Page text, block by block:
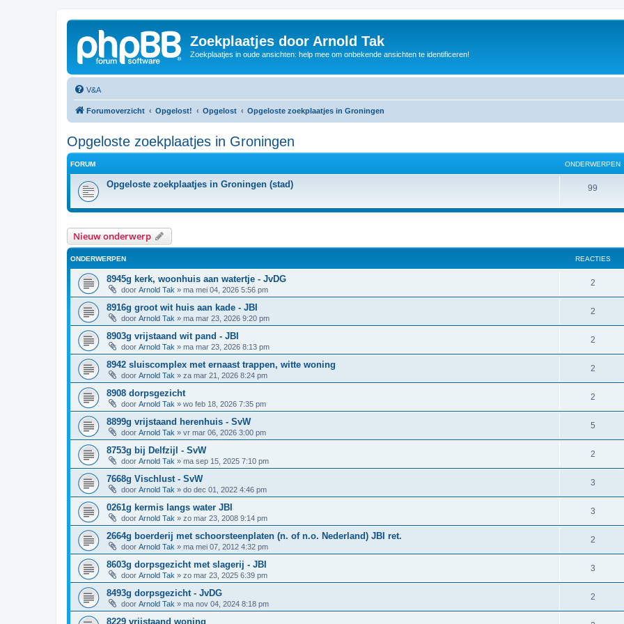
Zoekplaatjes door Arnold Tak
Zoekplaatjes in oude ansichten: help mee om onbekende ansichten te identificeren!
V&A
Forumoverzicht Opgelost! Opgelost Opgeloste zoekplaatjes in Groningen
Opgeloste zoekplaatjes in Groningen
FORUM ONDERWERPEN
Opgeloste zoekplaatjes in Groningen (stad) 99
Nieuw onderwerp
ONDERWERPEN REACTIES
8945g kerk, woonhuis aan watertje - JvDG
door Arnold Tak » ma mei 04, 2026 5:56 pm
2
8916g groot wit huis aan kade - JBI
door Arnold Tak » ma mar 23, 2026 9:20 pm
2
8903g vrijstaand wit pand - JBI
door Arnold Tak » ma mar 23, 2026 8:13 pm
2
8942 sluiscomplex met ernaast trappen, witte woning
door Arnold Tak » za mar 21, 2026 8:24 pm
2
8908 dorpsgezicht
door Arnold Tak » wo feb 18, 2026 7:35 pm
2
8899g vrijstaand herenhuis - SvW
door Arnold Tak » vr mar 06, 2026 3:00 pm
5
8753g bij Delfzijl - SvW
door Arnold Tak » ma sep 15, 2025 7:10 pm
2
7668g Vischlust - SvW
door Arnold Tak » do dec 01, 2022 4:46 pm
3
0261g kermis langs water JBI
door Arnold Tak » zo mar 23, 2008 9:14 pm
3
2664g boerderij met schoorsteenplaten (n. of n.o. Nederland) JBI ret.
door Arnold Tak » ma mei 07, 2012 4:32 pm
2
8603g dorpsgezicht met slagerij - JBI
door Arnold Tak » zo mar 23, 2025 6:39 pm
3
8493g dorpsgezicht - JvDG
door Arnold Tak » ma nov 04, 2024 8:18 pm
2
8229 vrijstaand woning